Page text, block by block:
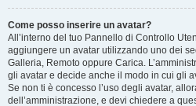
Come posso inserire un avatar?
All’interno del tuo Pannello di Controllo
aggiungere un avatar utilizzando uno dei
Galleria, Remoto oppure Carica.
gli avatar e decide anche il modo in cui gli
Se non ti è concesso l’uso degli avatar,
dell’amministrazione, e devi chiedere a